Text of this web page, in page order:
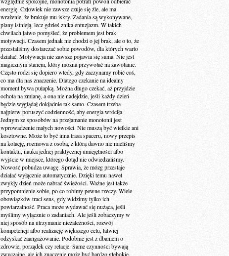
energię. Człowiek nie zawsze czuje się źle, ale ma
wrażenie, że brakuje mu iskry. Zadania są wykonywane,
plany istnieją, lecz gdzieś znika entuzjazm. W takich
chwilach łatwo pomyśleć, że problemem jest brak
motywacji. Czasem jednak nie chodzi o jej brak, ale o to, że
przestaliśmy dostarczać sobie powodów, dla których warto
działać. Motywacja nie zawsze pojawia się sama. Nie jest
magicznym stanem, który można przywołać na zawołanie.
Często rodzi się dopiero wtedy, gdy zaczynamy robić coś,
co ma dla nas znaczenie. Dlatego czekanie na idealny
moment bywa pułapką. Można długo czekać, aż przyjdzie
ochota na zmianę, a ona nie nadejdzie, jeśli każdy dzień
będzie wyglądał dokładnie tak samo. Czasem trzeba
najpierw poruszyć codzienność, aby energia wróciła.
Jednym ze sposobów na przełamanie monotonii jest
wprowadzenie małych nowości. Nie muszą być wielkie ani
kosztowne. Może to być inna trasa spaceru, nowy przepis
na kolację, rozmowa z osobą, z którą dawno nie mieliśmy
kontaktu, nauka jednej praktycznej umiejętności albo
wyjście w miejsce, którego dotąd nie odwiedzaliśmy.
Nowość pobudza uwagę. Sprawia, że mózg przestaje
działać wyłącznie automatycznie. Dzięki temu nawet
zwykły dzień może nabrać świeżości. Ważne jest także
przypomnienie sobie, po co robimy pewne rzeczy. Wiele
obowiązków traci sens, gdy widzimy tylko ich
powtarzalność. Praca może wydawać się nużąca, jeśli
myślimy wyłącznie o zadaniach. Ale jeśli zobaczymy w
niej sposób na utrzymanie niezależności, rozwój
kompetencji albo realizację większego celu, łatwiej
odzyskać zaangażowanie. Podobnie jest z dbaniem o
zdrowie, porządek czy relacje. Same czynności bywają
zwyczajne, ale ich znaczenie może być bardzo głębokie.